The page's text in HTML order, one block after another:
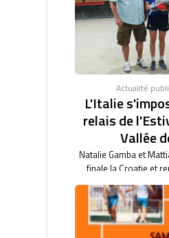
46/47. BARBARA
Actualité
L'Italie
relais de
Vallée
Natalie Gamba et
finale la Croatie et